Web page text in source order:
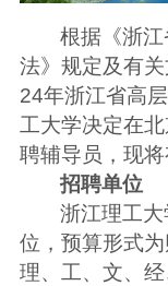
根据《浙
法》规定及有
24年浙江省高
工大学决定在
聘辅导员，现
招聘单位
浙江理工
位，预算形式
理、工、文、